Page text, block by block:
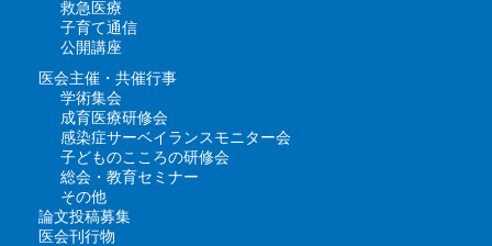
救急医療
子育て通信
公開講座
医会主催・共催行事
学術集会
成育医療研修会
感染症サーベイランスモニター会
子どものこころの研修会
総会・教育セミナー
その他
論文投稿募集
医会刊行物